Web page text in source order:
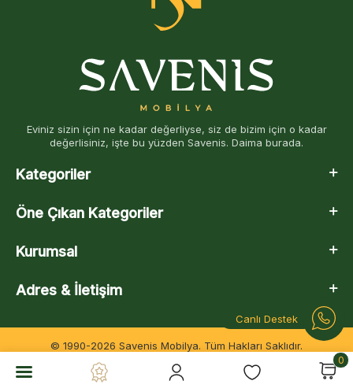
Canlı Destek
0
Eviniz sizin için ne kadar değerliyse, siz de bizim için o kadar
değerlisiniz, işte bu yüzden Savenis. Daima burada.
Kategoriler
Öne Çıkan Kategoriler
Kurumsal
Adres & İletişim
© 1990-2026 Savenis Mobilya. Tüm Hakları Saklıdır.
-Soft